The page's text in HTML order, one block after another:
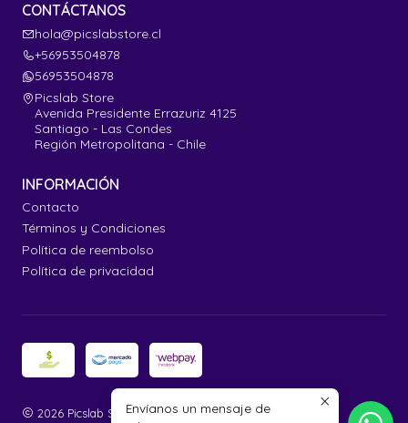
CONTÁCTANOS
hola@picslabstore.cl
+56953504878
56953504878
Picslab Store
Avenida Presidente Errazuriz 4125
Santiago - Las Condes
Región Metropolitana - Chile
INFORMACIÓN
Contacto
Términos y Condiciones
Política de reembolso
Política de privacidad
2026 Picslab Store.Envíanos un mensaje de